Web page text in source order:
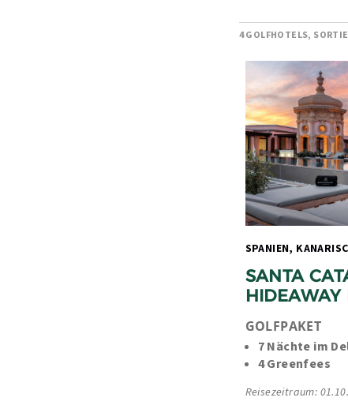
4 GOLFHOTELS,
SANTA
HIDEAWAY
GOLFPAKET
7 Nächte im
4 Greenfees
Reisezeitraum: